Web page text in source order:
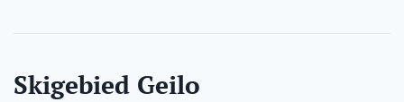
Skigebied Geilo